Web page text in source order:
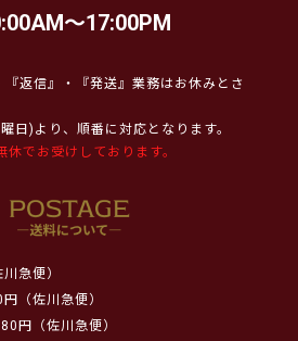
～17:00PM
返信』・『発送』業務はお休みとさ
日)より、順番に対応となります。
でお受けしております。
急便）
（佐川急便）
円（佐川急便）